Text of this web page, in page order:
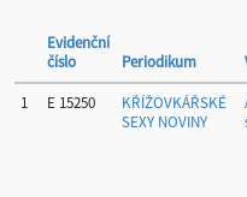
Evidenční
číslo
Periodikum
1
E 15250
KŘÍŽOVKÁŘSKÉ
SEXY NOVINY